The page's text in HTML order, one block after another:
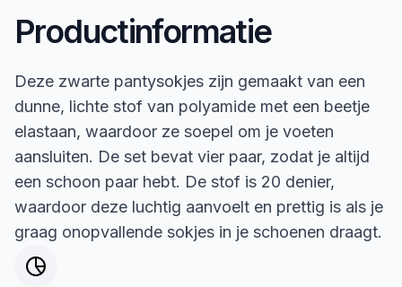
Productinformatie
Deze zwarte pantysokjes zijn gemaakt van een
dunne, lichte stof van polyamide met een beetje
elastaan, waardoor ze soepel om je voeten
aansluiten. De set bevat vier paar, zodat je altijd
een schoon paar hebt. De stof is 20 denier,
waardoor deze luchtig aanvoelt en prettig is als je
graag onopvallende sokjes in je schoenen draagt.